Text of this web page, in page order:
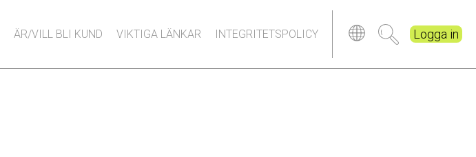
ÄR/VILL BLI KUND VIKTIGA LÄNKAR INTEGRITETSPOLICY Logga in